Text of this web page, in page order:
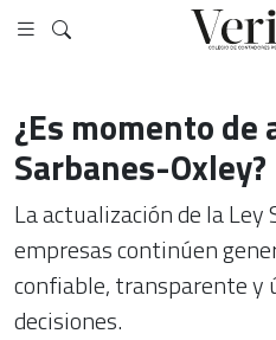
¿Es momento
Sarbanes-Oxley?
La actualización de la Ley
empresas continúen
confiable, transparente y
decisiones.